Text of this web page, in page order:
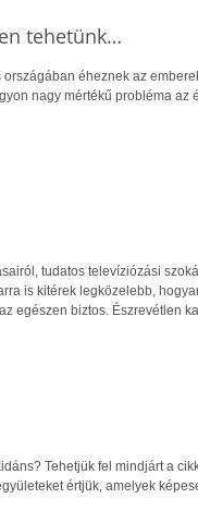
tehetünk…
országában éheznek az
nagy mértékű probléma
tudatos televíziózási
is kitérek legközelebb,
egészen biztos. Észrevétlen
Tehetjük fel mindjárt a
értjük, amelyek